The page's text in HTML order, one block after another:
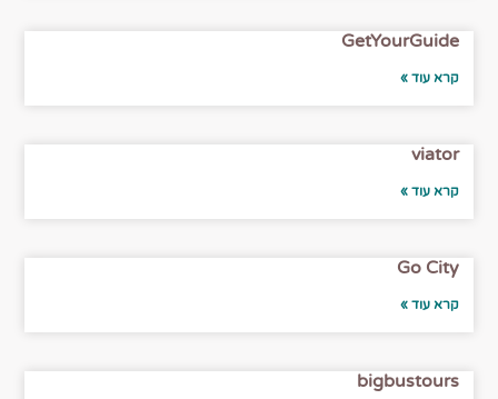
GetYourGuide
קרא עוד »
viator
קרא עוד »
Go City
קרא עוד »
bigbustours